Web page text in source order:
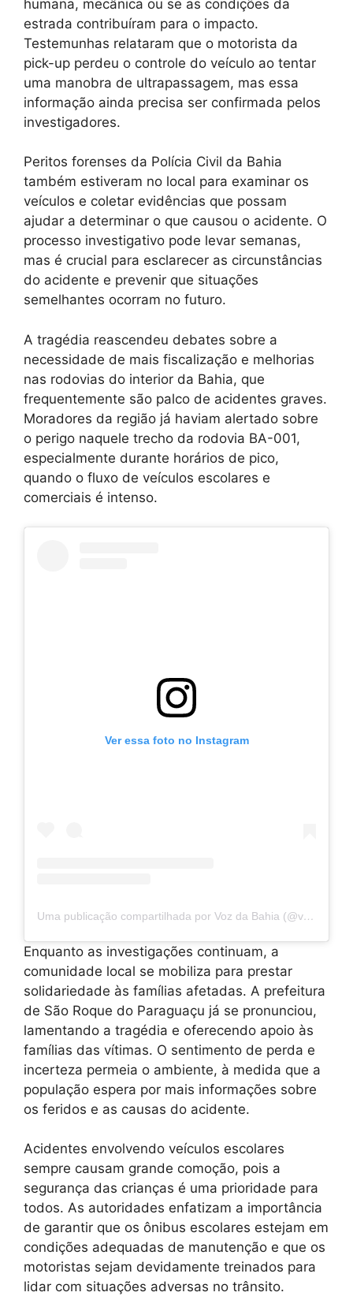
humana, mecânica ou se as condições da
estrada contribuíram para o impacto.
Testemunhas relataram que o motorista da
pick-up perdeu o controle do veículo ao tentar
uma manobra de ultrapassagem, mas essa
informação ainda precisa ser confirmada pelos
investigadores.
Peritos forenses da Polícia Civil da Bahia
também estiveram no local para examinar os
veículos e coletar evidências que possam
ajudar a determinar o que causou o acidente. O
processo investigativo pode levar semanas,
mas é crucial para esclarecer as circunstâncias
do acidente e prevenir que situações
semelhantes ocorram no futuro.
A tragédia reascendeu debates sobre a
necessidade de mais fiscalização e melhorias
nas rodovias do interior da Bahia, que
frequentemente são palco de acidentes graves.
Moradores da região já haviam alertado sobre
o perigo naquele trecho da rodovia BA-001,
especialmente durante horários de pico,
quando o fluxo de veículos escolares e
comerciais é intenso.
Ver essa foto no Instagram
Uma publicação compartilhada por Voz da Bahia (@vozdabahia)
Enquanto as investigações continuam, a
comunidade local se mobiliza para prestar
solidariedade às famílias afetadas. A prefeitura
de São Roque do Paraguaçu já se pronunciou,
lamentando a tragédia e oferecendo apoio às
famílias das vítimas. O sentimento de perda e
incerteza permeia o ambiente, à medida que a
população espera por mais informações sobre
os feridos e as causas do acidente.
Acidentes envolvendo veículos escolares
sempre causam grande comoção, pois a
segurança das crianças é uma prioridade para
todos. As autoridades enfatizam a importância
de garantir que os ônibus escolares estejam em
condições adequadas de manutenção e que os
motoristas sejam devidamente treinados para
lidar com situações adversas no trânsito.